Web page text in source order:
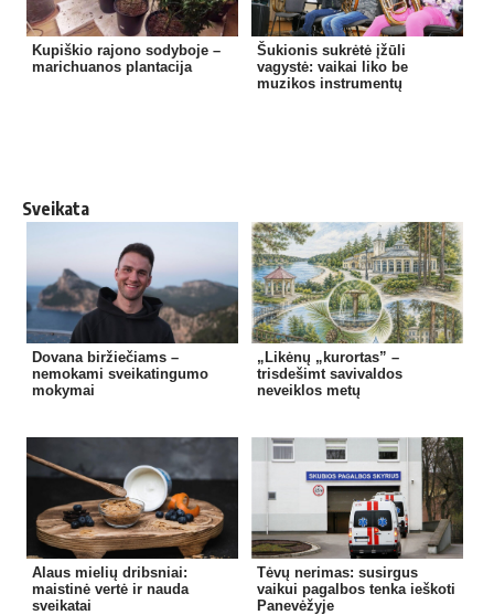
Kupiškio rajono sodyboje –
marichuanos plantacija
Šukionis sukrėtė įžūli
vagystė: vaikai liko be
muzikos instrumentų
Sveikata
Dovana biržiečiams –
nemokami sveikatingumo
mokymai
„Likėnų „kurortas” –
trisdešimt savivaldos
neveiklos metų
Alaus mielių dribsniai:
maistinė vertė ir nauda
sveikatai
Tėvų nerimas: susirgus
vaikui pagalbos tenka ieškoti
Panevėžyje